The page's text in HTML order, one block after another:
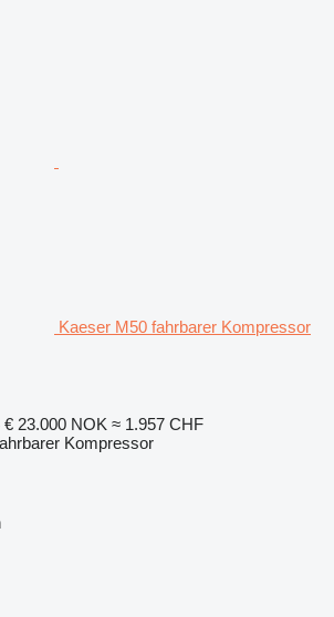
Kaeser M50 fahrbarer Kompressor
€ 23.000 NOK ≈ 1.957 CHF
Kompressor